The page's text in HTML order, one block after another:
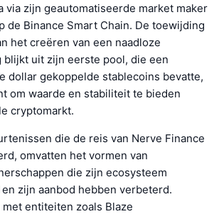
via zijn geautomatiseerde market maker
de Binance Smart Chain. De toewijding
het creëren van een naadloze
blijkt uit zijn eerste pool, die een
dollar gekoppelde stablecoins bevatte,
om waarde en stabiliteit te bieden
cryptomarkt.
die de reis van Nerve Finance
omvatten het vormen van
die zijn ecosysteem
zijn aanbod hebben verbeterd.
entiteiten zoals Blaze